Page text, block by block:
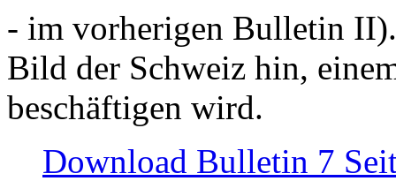
- im vorherigen Bulletin
Bild der Schweiz hin,
beschäftigen wird.
Download Bulletin 7